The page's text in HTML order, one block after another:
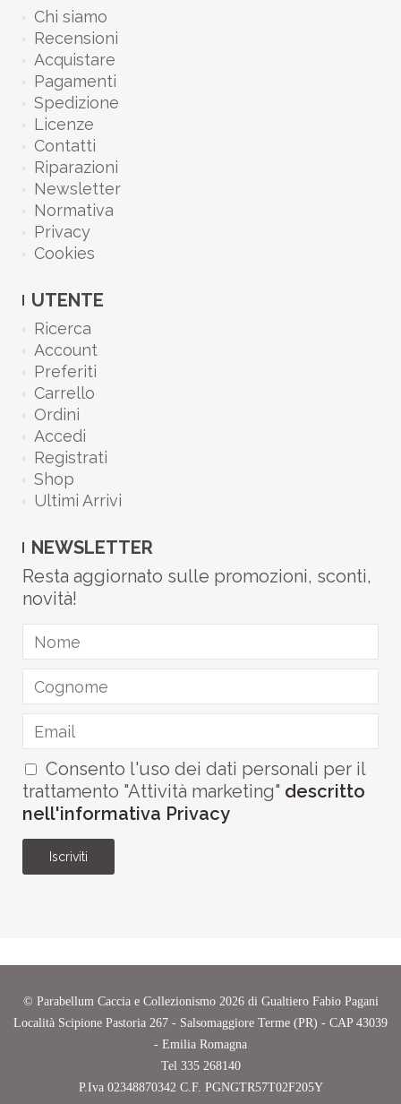
Chi siamo
Recensioni
Acquistare
Pagamenti
Spedizione
Licenze
Contatti
Riparazioni
Newsletter
Normativa
Privacy
Cookies
UTENTE
Ricerca
Account
Preferiti
Carrello
Ordini
Accedi
Registrati
Shop
Ultimi Arrivi
NEWSLETTER
Resta aggiornato sulle promozioni, sconti,
novità!
Consento l'uso dei dati personali per il
trattamento "Attività marketing" descritto
nell'informativa Privacy
Iscriviti
© Parabellum Caccia e Collezionismo2026 di Gualtiero Fabio Pagani
Località Scipione Pastoria 267 - Salsomaggiore Terme (PR) - CAP 43039
- Emilia Romagna
Tel 335 268140
P.Iva 02348870342C.F. PGNGTR57T02F205Y